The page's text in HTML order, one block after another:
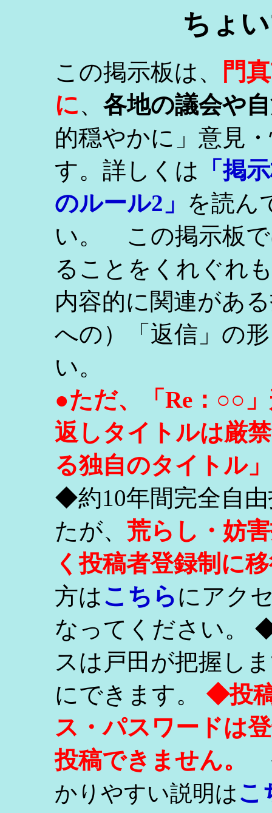
ちょ
この掲示板は、
門
に、 各地の議会や
的穏やかに」意見
す。詳しくは
「掲
のルール2」 を読ん
い。 この掲示板で
ることをくれぐれ
内容的に関連があ
への）「返信」の
い。
●ただ、「Re：○○
返しタイトルは厳
る独自のタイトル
◆約10年間完全自
たが、 荒らし・妨
く投稿者登録制に
方はこちらにアク
なってください。
スは戸田が把握し
にできます。 ◆投
ス・パスワードは
投稿できません。
かりやすい説明はこ